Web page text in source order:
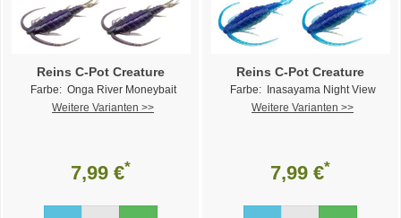
Reins C-Pot Creature
Farbe: Onga River Moneybait
Weitere Varianten >>
7,99 €*
Reins C-Pot Creature
Farbe: Inasayama Night View
Weitere Varianten >>
7,99 €*